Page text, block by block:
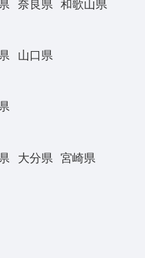
奈良県 和歌山県
山口県
大分県
宮崎県